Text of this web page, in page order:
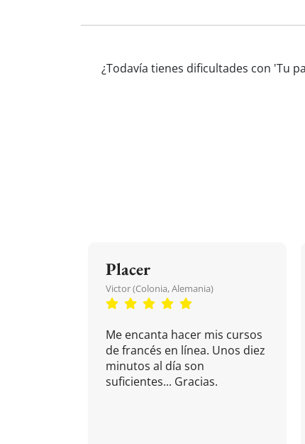
¿Todavía tienes dificultades con 'Tu
Placer
Victor (Colonia, Alemania)
Me encanta hacer mis cursos
de francés en línea. Unos diez
minutos al día son
suficientes... Gracias.